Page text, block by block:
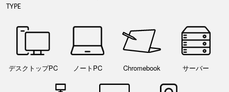
TYPE
デスクトップPC ノートPC Chromebook サーバー